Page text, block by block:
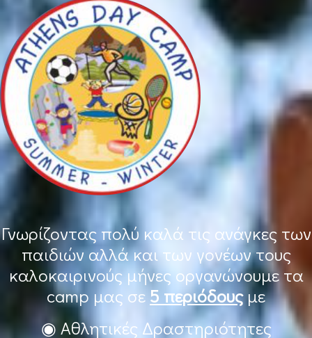
Γνωρίζοντας πολύ καλά τις ανάγκες των
παιδιών αλλά και των γονέων τους
καλοκαιρινούς μήνες οργανώνουμε τα
camp μας σε 5 περιόδουςμε
◉ Αθλητικές Δραστηριότητες